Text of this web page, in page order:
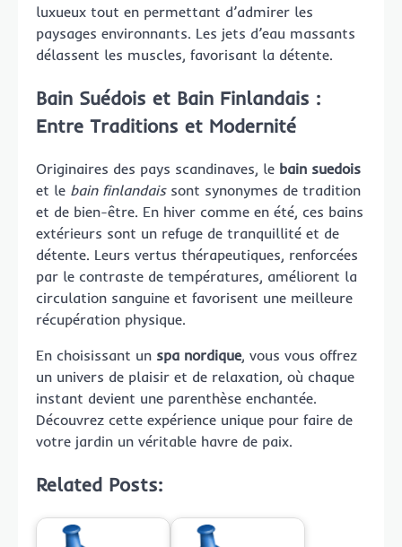
luxueux tout en permettant d’admirer les
paysages environnants. Les jets d’eau massants
délassent les muscles, favorisant la détente.
Bain Suédois et Bain Finlandais :
Entre Traditions et Modernité
Originaires des pays scandinaves, le bain suedois
et le bain finlandaissont synonymes de tradition
et de bien-être. En hiver comme en été, ces bains
extérieurs sont un refuge de tranquillité et de
détente. Leurs vertus thérapeutiques, renforcées
par le contraste de températures, améliorent la
circulation sanguine et favorisent une meilleure
récupération physique.
En choisissant un spa nordique, vous vous offrez
un univers de plaisir et de relaxation, où chaque
instant devient une parenthèse enchantée.
Découvrez cette expérience unique pour faire de
votre jardin un véritable havre de paix.
Related Posts: